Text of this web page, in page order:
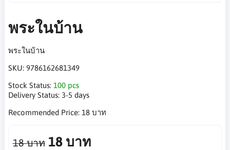
พระในบ้าน
พระในบ้าน
SKU: 9786162681349
Stock Status: 100 pcs
Delivery Status: 3-5 days
Recommended Price: 18 บาท
18 บาท 18 บาท